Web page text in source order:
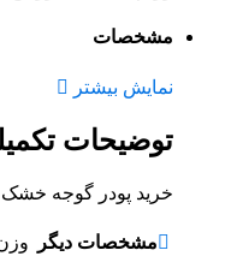
مشخصات
نمایش بیشتر
توضیحات
خرید پودر گوجه خشک
مشخصات دیگر